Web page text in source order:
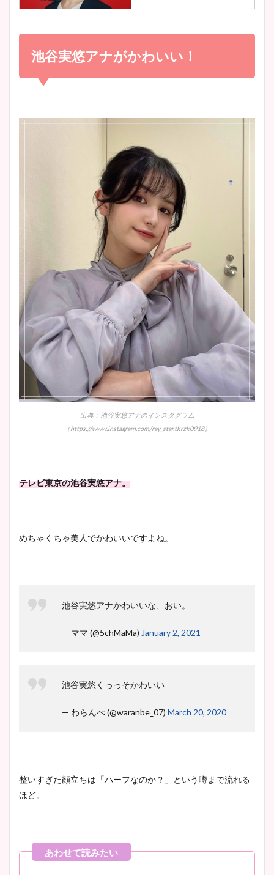
宇賀神メグアナのニット画像
かわいい！カップや水着姿も
まとめた！
小室瑛莉子のカップ画像まと
め！足が美脚でニット衣装も
清水麻椰アナのかわいい画
wikiプロフもチェック！
大家彩香アナのかわいいカッ
プ画像まとめ！同期や実家に
安藤萌々アナのカップ画像や
ニット衣装まとめ！美足の筋
肉も凄い！
鈴木唯の太ってた時の体重が
ヤバすぎww原因や痩せたダ
イエット方は？昔と現在を画
像比較！
池谷実悠アナのメガネ画像が
池谷実悠アナがかわいい！
出典：池谷実悠アナのインスタグラム
（https://www.instagram.com/ray_star.tkrzk0918）
テレビ東京の池谷実悠アナ。
めちゃくちゃ美人でかわいいですよね。
池谷実悠アナかわいいな、おい。
— ママ (@5chMaMa) January 2, 2021
池谷実悠くっっそかわいい
— わらんべ (@waranbe_07) March 20, 2020
整いすぎた顔立ちは「ハーフなのか？」という噂まで流れる
ほど。